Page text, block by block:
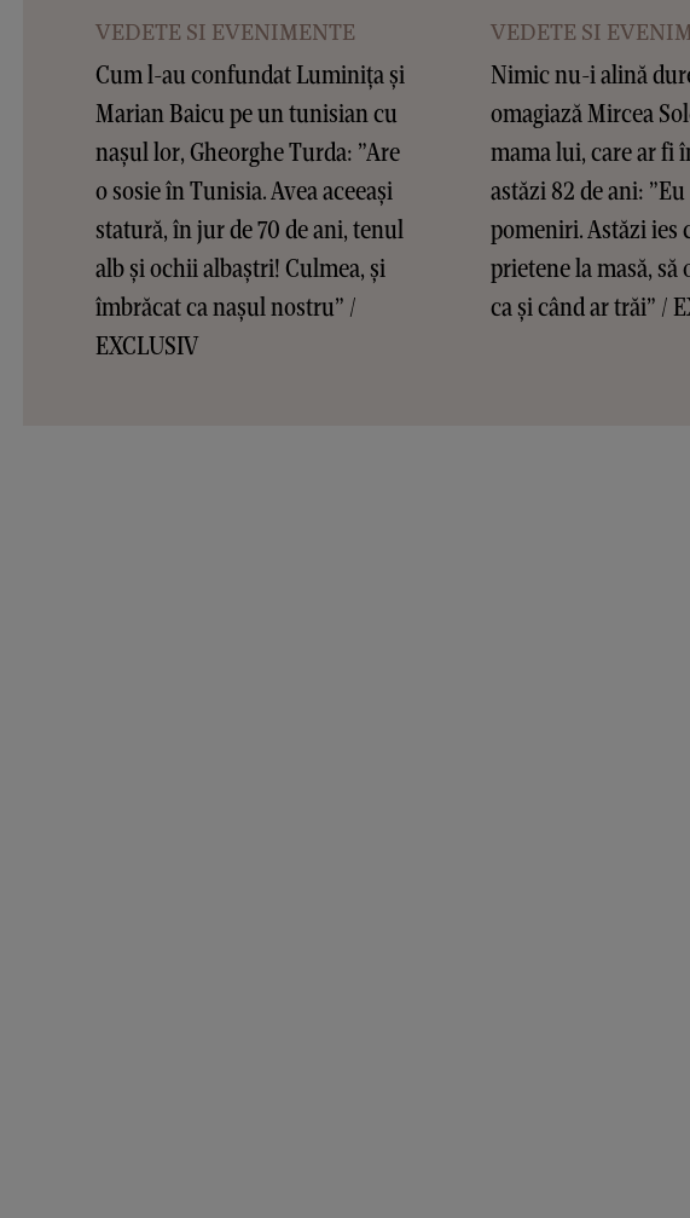
VEDETE SI EVENIMENTE
Cum l-au confundat Luminița și
Marian Baicu pe un tunisian cu
nașul lor, Gheorghe Turda: ”Are
o sosie în Tunisia. Avea aceeași
statură, în jur de 70 de ani, tenul
alb și ochii albaștri! Culmea, și
îmbrăcat ca nașul nostru” /
EXCLUSIV
VEDETE SI
Nimic nu-i alină
omagiază Mircea
mama lui, care ar fi
astăzi 82 de ani:
pomeniri. Astăzi ies
prietene la masă, să
ca și când ar trăi” /